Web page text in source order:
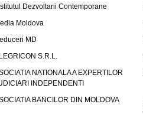
Dezvoltarii Contemporane
Moldova
MD
S.R.L.
NATIONALA A EXPERTILOR
INDEPENDENTI
BANCILOR DIN MOLDOVA